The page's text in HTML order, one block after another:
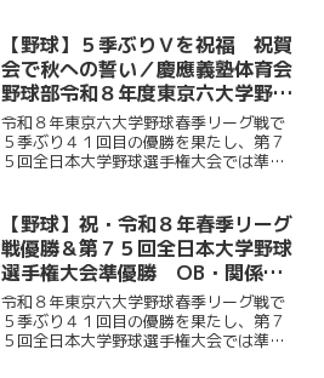
ティアリーグの選抜チームと試合を行っ
た。初回に今津慶介（総４...
【野球】５季ぶりＶを祝福 祝賀
会で秋への誓い／慶應義塾体育会
野球部令和８年度東京六大学野球
春季リーグ戦優勝 祝賀会～前編
～
令和８年東京六大学野球春季リーグ戦で
５季ぶり４１回目の優勝を果たし、第７
５回全日本大学野球選手権大会では準優
人が集まり、選手たちの健闘をたたえ
た。前編では、堀井監督の挨...
【野球】祝・令和８年春季リーグ
戦優勝＆第７５回全日本大学野球
選手権大会準優勝 OB・関係者
からのお祝いメッセージ
令和８年東京六大学野球春季リーグ戦で
５季ぶり４１回目の優勝を果たし、第７
５回全日本大学野球選手権大会では準優